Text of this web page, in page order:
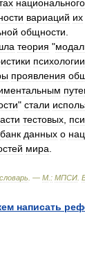
национального
вариаций их
общности
теория "
психологии
проявления
" стали
тестовых
банк данных о
мира
словарь . — М : МПСИ
написать